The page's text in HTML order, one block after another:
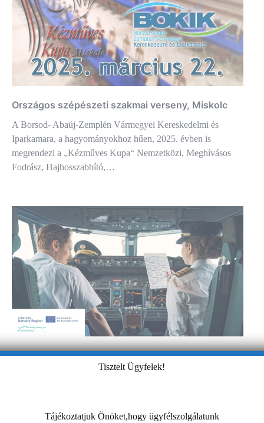
Országos szépészeti szakmai verseny, Miskolc
A Borsod- Abaúj-Zemplén Vármegyei Kereskedelmi és
Iparkamara, a hagyományokhoz hűen, 2025. évben is
megrendezi a „Kézműves Kupa“ Nemzetközi, Meghívásos
Fodrász, Hajhosszabbító,…
Smart City innovációs kísérleti projektek verseny
2025. március 7-én megjelent a „PilotInnCitites– Pilot-alapú
verseny párhuzamosan hat…
Tisztelt Ügyfelek!
Tájékoztatjuk Önöket,hogy ügyfélszolgálatunk